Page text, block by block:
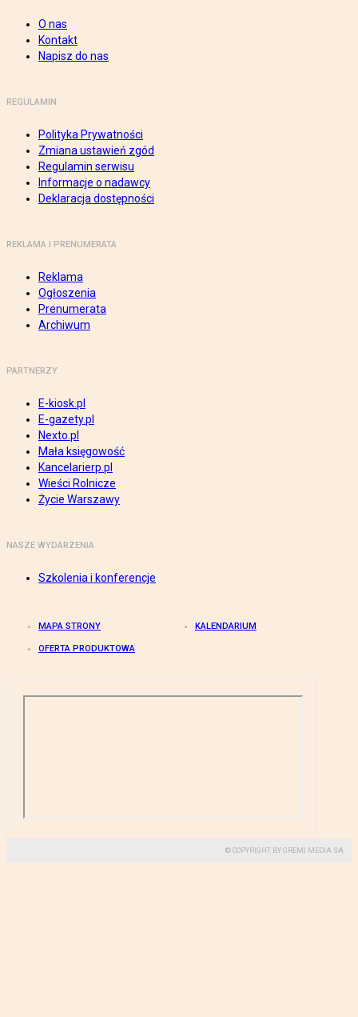
O nas
Kontakt
Napisz do nas
REGULAMIN
Polityka Prywatności
Zmiana ustawień zgód
Regulamin serwisu
Informacje o nadawcy
Deklaracja dostępności
REKLAMA I PRENUMERATA
Reklama
Ogłoszenia
Prenumerata
Archiwum
PARTNERZY
E-kiosk.pl
E-gazety.pl
Nexto.pl
Mała księgowość
Kancelarierp.pl
Wieści Rolnicze
Życie Warszawy
NASZE WYDARZENIA
Szkolenia i konferencje
MAPA STRONY KALENDARIUM
OFERTA PRODUKTOWA
© COPYRIGHT BY GREMI MEDIA SA